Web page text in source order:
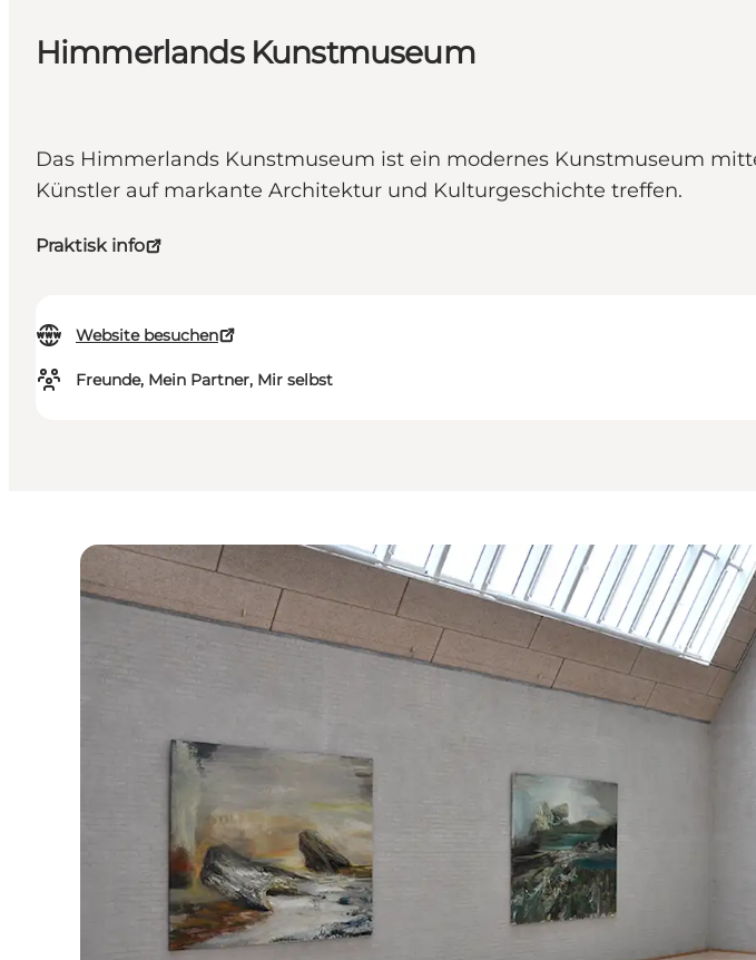
Himmerlands Kunstmuseum
Das Himmerlands Kunstmuseum ist ein modernes Kunstmuseum
Künstler auf markante Architektur und Kulturgeschichte treffen.
Praktisk info
Website besuchen
Freunde, Mein Partner, Mir selbst